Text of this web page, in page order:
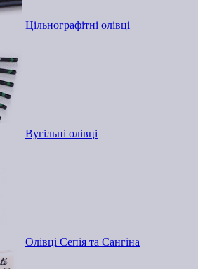
Цільнографітні олівці
Вугільні олівці
Олівці Сепія та Сангіна